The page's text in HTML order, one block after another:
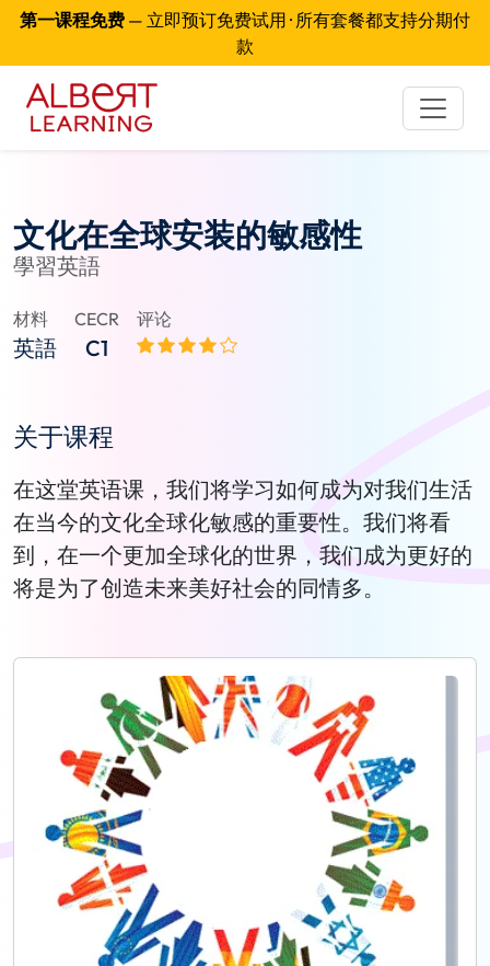
第一课程免费 — 立即预订免费试用 · 所有套餐都支持分期付
款
文化在全球安装的敏感性
學習英語
材料
英語
CECR
C1
评论
关于课程
在这堂英语课，我们将学习如何成为对我们生活
在当今的文化全球化敏感的重要性。我们将看
到，在一个更加全球化的世界，我们成为更好的
将是为了创造未来美好社会的同情多。